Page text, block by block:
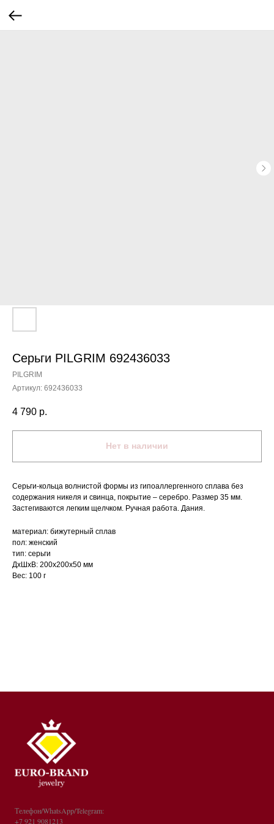
Серьги PILGRIM 692436033
PILGRIM
Артикул: 692436033
4 790 р.
Нет в наличии
Серьги-кольца волнистой формы из гипоаллергенного сплава без
содержания никеля и свинца, покрытие – серебро. Размер 35 мм.
Застегиваются легким щелчком. Ручная работа. Дания.
материал: бижутерный сплав
пол: женский
тип: серьги
ДxШxВ: 200x200x50 мм
Вес: 100 г
Телефон/WhatsApp/Telegram:
+7 921 9081213